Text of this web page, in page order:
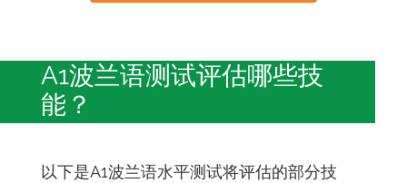
A1波兰语测试评估哪些技
能？
以下是A1波兰语水平测试将评估的部分技